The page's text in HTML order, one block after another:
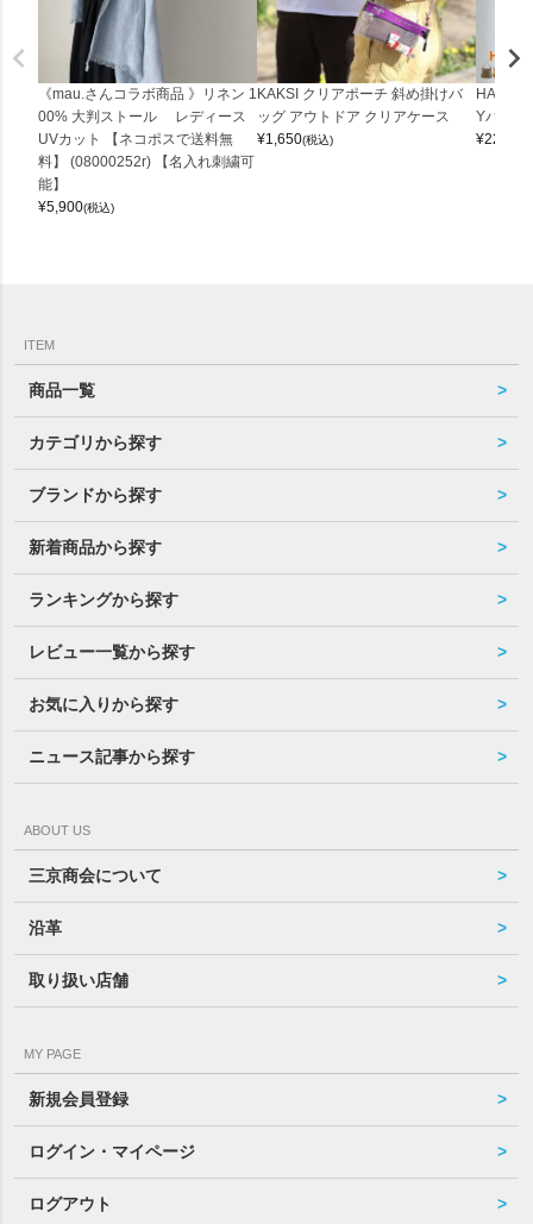
《mau.さんコラボ商品 》リネン 1
00% 大判ストール レディース
UVカット 【ネコポスで送料無
料】 (08000252r) 【名入れ刺繍可
能】
¥5,900(税込)
KAKSI クリアポーチ 斜め掛けバ
ッグ アウトドア クリアケース
¥1,650(税込)
Yバッグ
¥22,000
ITEM
商品一覧
カテゴリから探す
ブランドから探す
新着商品から探す
ランキングから探す
レビュー一覧から探す
お気に入りから探す
ニュース記事から探す
ABOUT US
三京商会について
沿革
取り扱い店舗
MY PAGE
新規会員登録
ログイン・マイページ
ログアウト